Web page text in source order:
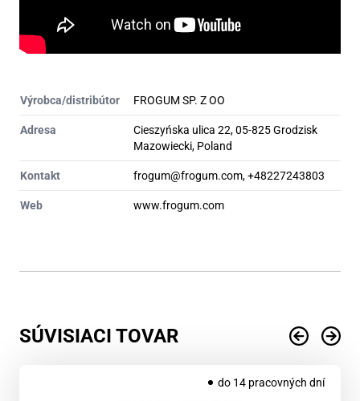
Výrobca/distribútor FROGUM SP. Z OO
Adresa
Cieszyńska ulica 22, 05-825 Grodzisk
Mazowiecki, Poland
Kontakt frogum@frogum.com, +48227243803
Web www.frogum.com
SÚVISIACI TOVAR
do 14 pracovných dní